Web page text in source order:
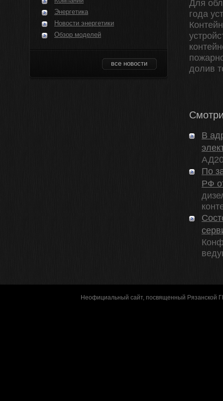
Энергетика
Новости энергетики
Обзор моделей
все новости
Для
года
долив
В
По
РФ
Неофициальный сайт, посвященный